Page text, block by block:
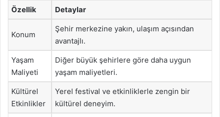
Özellik Detaylar
Konum
Şehir merkezine yakın, ulaşım açısından
avantajlı.
Yaşam
Maliyeti
Diğer büyük şehirlere göre daha uygun
yaşam maliyetleri.
Kültürel
Etkinlikler
Yerel festival ve etkinliklerle zengin bir
kültürel deneyim.